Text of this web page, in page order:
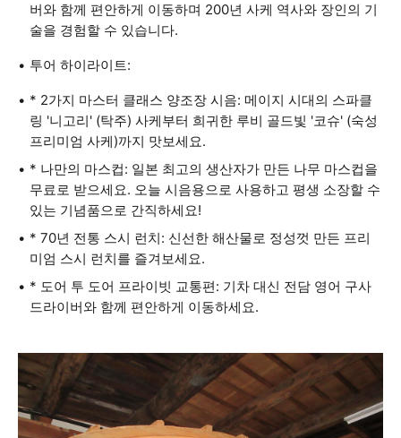
버와 함께 편안하게 이동하며 200년 사케 역사와 장인의 기
술을 경험할 수 있습니다.
투어 하이라이트:
* 2가지 마스터 클래스 양조장 시음: 메이지 시대의 스파클
링 '니고리' (탁주) 사케부터 희귀한 루비 골드빛 '코슈' (숙성
프리미엄 사케)까지 맛보세요.
* 나만의 마스컵: 일본 최고의 생산자가 만든 나무 마스컵을
무료로 받으세요. 오늘 시음용으로 사용하고 평생 소장할 수
있는 기념품으로 간직하세요!
* 70년 전통 스시 런치: 신선한 해산물로 정성껏 만든 프리
미엄 스시 런치를 즐겨보세요.
* 도어 투 도어 프라이빗 교통편: 기차 대신 전담 영어 구사
드라이버와 함께 편안하게 이동하세요.